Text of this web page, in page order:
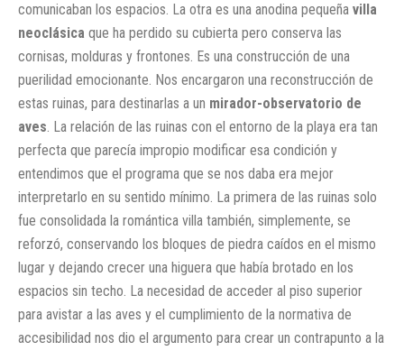
comunicaban los espacios. La otra es una anodina pequeña villa
neoclásica que ha perdido su cubierta pero conserva las
cornisas, molduras y frontones. Es una construcción de una
puerilidad emocionante. Nos encargaron una reconstrucción de
estas ruinas, para destinarlas a un mirador-observatorio de
aves. La relación de las ruinas con el entorno de la playa era tan
perfecta que parecía impropio modificar esa condición y
entendimos que el programa que se nos daba era mejor
interpretarlo en su sentido mínimo. La primera de las ruinas solo
fue consolidada la romántica villa también, simplemente, se
reforzó, conservando los bloques de piedra caídos en el mismo
lugar y dejando crecer una higuera que había brotado en los
espacios sin techo. La necesidad de acceder al piso superior
para avistar a las aves y el cumplimiento de la normativa de
accesibilidad nos dio el argumento para crear un contrapunto a la